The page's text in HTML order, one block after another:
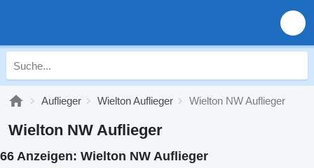
Auflieger Wielton Auflieger Wielton NW Auflieger
Wielton NW Auflieger
66 Anzeigen: Wielton NW Auflieger